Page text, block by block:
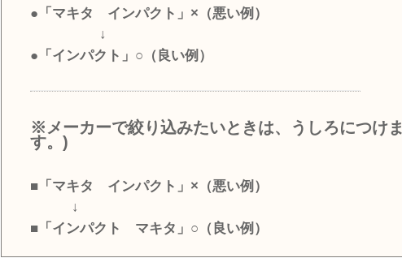
●「マキタ インパクト」×（悪い例）
↓
●「インパクト」○（良い例）
※メーカーで絞り込みたいときは、うしろにつけま
す。)
■「マキタ インパクト」×（悪い例）
↓
■「インパクト マキタ」○（良い例）